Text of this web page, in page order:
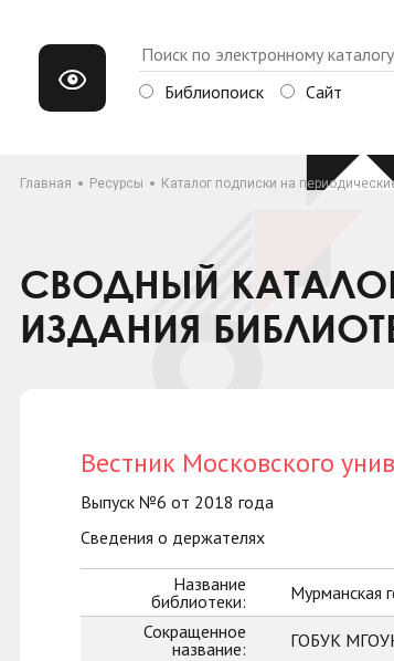
Библиопоиск Сайт
Главная Ресурсы Каталог подписки на
СВОДНЫЙ
ИЗДАНИЯ
Вестник Московского
Выпуск №6 от 2018 года
Сведения о держателях
Название
библиотеки:
Мурманская
Сокращенное
название:
ГОБУК